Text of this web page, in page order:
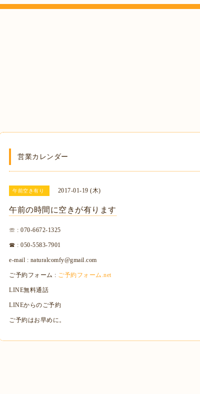
営業カレンダー
午前空き有り 2017-01-19 (木)
午前の時間に空きが有ります
☏ : 070-6672-1325
☎ : 050-5583-7901
e-mail : naturalcomfy@gmail.com
ご予約フォーム : ご予約フォーム.net
LINE無料通話
LINEからのご予約
ご予約はお早めに。